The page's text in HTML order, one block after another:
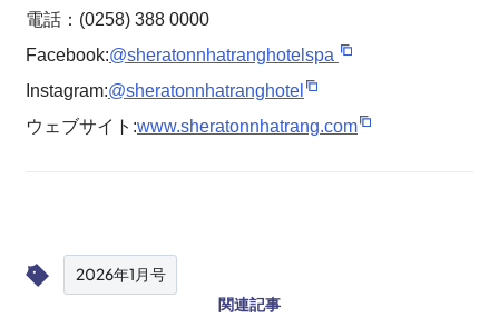
電話：(0258) 388 0000
Facebook:@sheratonnhatranghotelspa
Instagram:@sheratonnhatranghotel
ウェブサイト:www.sheratonnhatrang.com
2026年1月号
関連記事